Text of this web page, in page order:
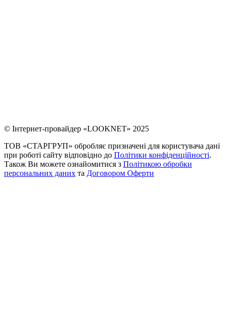
© Інтернет-провайдер «LOOKNET» 2025
ТОВ «СТАРГРУП» обробляє призначені для користувача дані
при роботі сайту відповідно до Політики конфіденційності.
Також Ви можете ознайомитися з Політикою обробки
персональних даних та Договором Оферти